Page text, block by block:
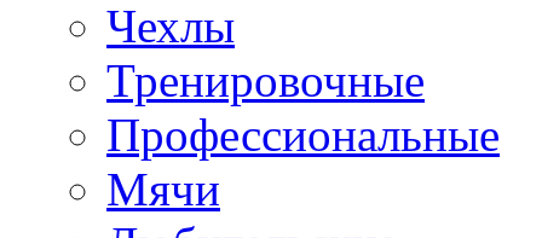
Чехлы
Тренировочные
Профессиональные
Мячи